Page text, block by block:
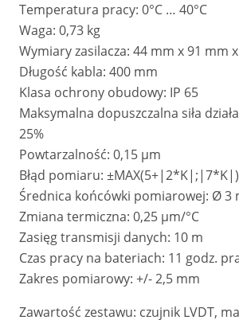
Temperatura pracy: 0°C … 40°C
Waga: 0,73 kg
Wymiary zasilacza: 44 mm x 91 mm
Długość kabla: 400 mm
Klasa ochrony obudowy: IP 65
Maksymalna dopuszczalna siła
25%
Powtarzalność: 0,15 μm
Błąd pomiaru:
Średnica końcówki pomiarowej: Ø 3
Zmiana termiczna: 0,25 μm/°C
Zasięg transmisji danych: 10 m
Czas pracy na bateriach: 11 godz.
Zakres pomiarowy: +/- 2,5 mm
Zawartość zestawu: czujnik LVDT,